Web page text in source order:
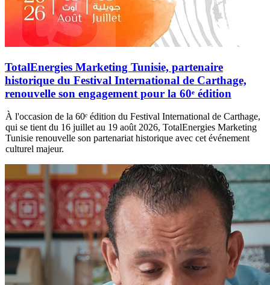
TotalEnergies Marketing Tunisie, partenaire
historique du Festival International de Carthage,
renouvelle son engagement pour la 60ᵉ édition
À l'occasion de la 60ᵉ édition du Festival International de Carthage,
qui se tient du 16 juillet au 19 août 2026, TotalEnergies Marketing
Tunisie renouvelle son partenariat historique avec cet événement
culturel majeur.